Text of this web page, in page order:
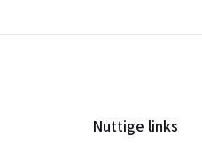
Nuttige links